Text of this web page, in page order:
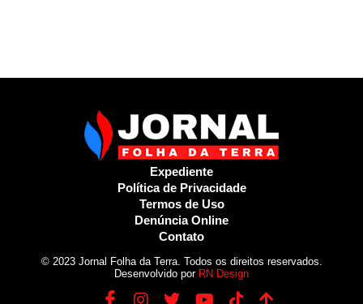
Expediente
Política de Privacidade
Termos de Uso
Denúncia Online
Contato
© 2023 Jornal Folha da Terra. Todos os direitos reservados.
Desenvolvido por RN Design